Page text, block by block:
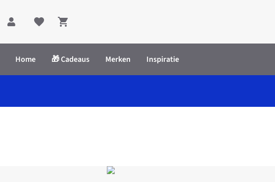
Shopping cart
Home 🎁 Cadeaus Merken Inspiratie